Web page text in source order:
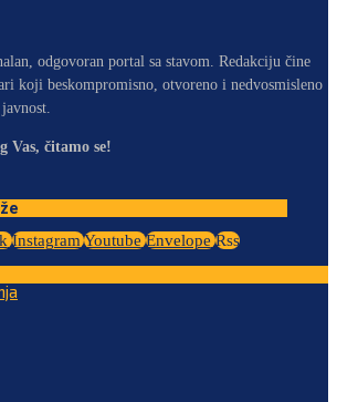
odgovoran portal sa stavom. Redakciju čine
koji beskompromisno, otvoreno i nedvosmisleno
Vas, čitamo se!
Instagram Youtube Envelope Rss